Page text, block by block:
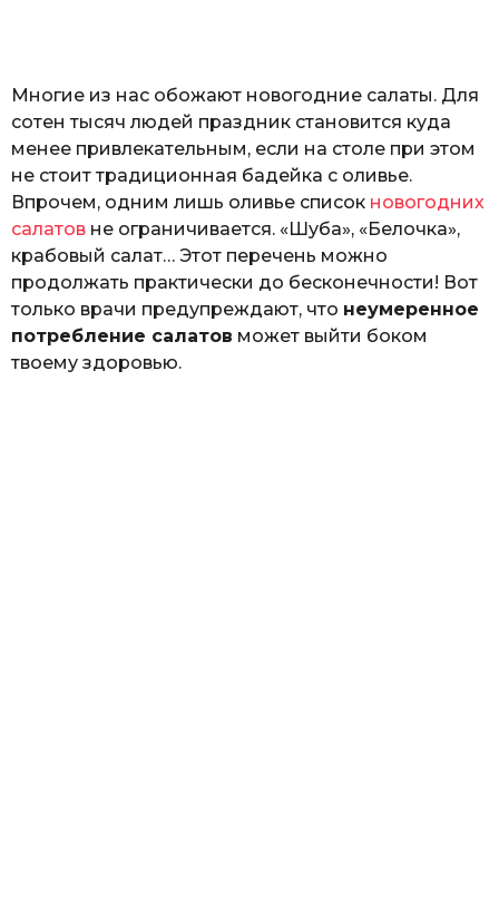
Многие из нас обожают новогодние салаты. Для
сотен тысяч людей праздник становится куда
менее привлекательным, если на столе при этом
не стоит традиционная бадейка с оливье.
Впрочем, одним лишь оливье список новогодних
салатов не ограничивается. «Шуба», «Белочка»,
крабовый салат… Этот перечень можно
продолжать практически до бесконечности! Вот
только врачи предупреждают, что неумеренное
потребление салатов может выйти боком
твоему здоровью.